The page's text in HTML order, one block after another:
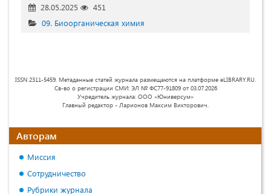
28.05.2025
451
09. Биоорганическая химия
ISSN 2311-5459. Метаданные статей журнала размещаются на платформе eLIBRARY.RU.
Св-во о регистрации СМИ: ЭЛ № ФС77-91809 от 03.07.2026
Учредитель журнала: ООО «Юниверсум»
Главный редактор - Ларионов Максим Викторович.
Авторам
Миссия
Сотрудничество
Рубрики журнала